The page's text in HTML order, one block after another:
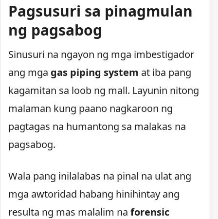
Pagsusuri sa pinagmulan
ng pagsabog
Sinusuri na ngayon ng mga imbestigador
ang mga gas piping system at iba pang
kagamitan sa loob ng mall. Layunin nitong
malaman kung paano nagkaroon ng
pagtagas na humantong sa malakas na
pagsabog.
Wala pang inilalabas na pinal na ulat ang
mga awtoridad habang hinihintay ang
resulta ng mas malalim na forensic